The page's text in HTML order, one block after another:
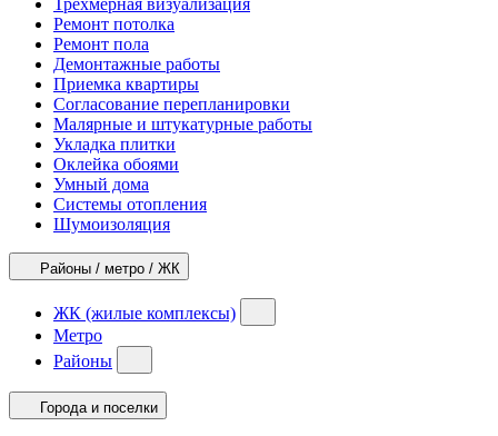
Трехмерная визуализация
Ремонт потолка
Ремонт пола
Демонтажные работы
Приемка квартиры
Согласование перепланировки
Малярные и штукатурные работы
Укладка плитки
Оклейка обоями
Умный дома
Системы отопления
Шумоизоляция
Районы / метро / ЖК
ЖК (жилые комплексы)
Метро
Районы
Города и поселки